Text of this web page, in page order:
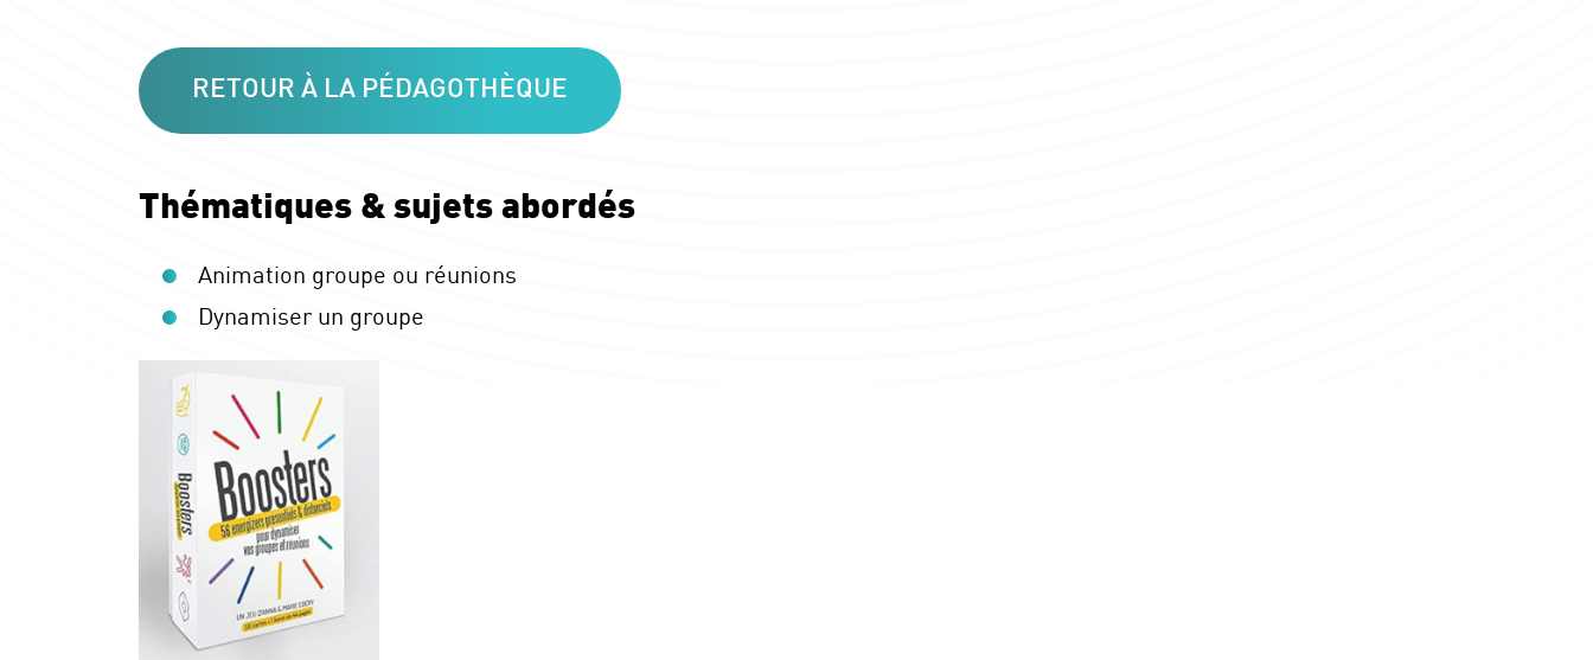
RETOUR À LA PÉDAGOTHÈQUE
Thématiques & sujets abordés
Animation groupe ou réunions
Dynamiser un groupe